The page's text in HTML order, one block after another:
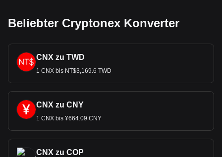
Beliebter Cryptonex Konverter
CNX zu TWD
1 CNX bis NT$3,169.6 TWD
CNX zu CNY
1 CNX bis ¥664.09 CNY
CNX zu COP